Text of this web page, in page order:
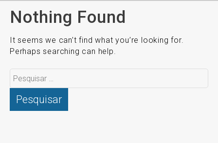
Nothing Found
It seems we can’t find what you’re looking for.
Perhaps searching can help.
Pesquisar
por: